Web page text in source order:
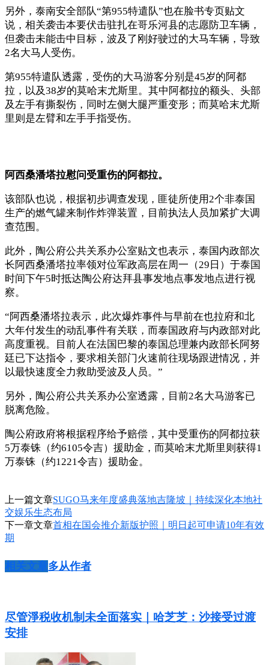
另外，泰南安全部队“第955特遣队”也在脸书专页贴文
说，相关袭击本要伏击驻扎在哥乐河县的志愿防卫车辆，
但袭击未能击中目标，波及了刚好驶过的大马车辆，导致
2名大马人受伤。
第955特遣队透露，受伤的大马游客分别是45岁的阿都
拉，以及38岁的莫哈末尤斯里。其中阿都拉的额头、头部
及左手有撕裂伤，同时左侧大腿严重变形；而莫哈末尤斯
里则是左臂和左手手指受伤。
阿西桑潘塔拉慰问受重伤的阿都拉。
该部队也说，根据初步调查发现，匪徒所使用2个非泰国
生产的燃气罐来制作炸弹装置，目前执法人员加紧扩大调
查范围。
此外，陶公府公共关系办公室贴文也表示，泰国内政部次
长阿西桑潘塔拉率领对位军政高层在周一（29日）于泰国
时间下午5时抵达陶公府达拜县事发地点事发地点进行视
察。
“阿西桑潘塔拉表示，此次爆炸事件与早前在也拉府和北
大年付发生的动乱事件有关联，而泰国政府与内政部对此
高度重视。目前人在法国巴黎的泰国总理兼内政部长阿努
廷已下达指令，要求相关部门火速前往现场跟进情况，并
以最快速度全力救助受波及人员。”
另外，陶公府公共关系办公室透露，目前2名大马游客已
脱离危险。
陶公府政府将根据程序给予赔偿，其中受重伤的阿都拉获
5万泰铢（约6105令吉）援助金，而莫哈末尤斯里则获得1
万泰铢（约1221令吉）援助金。
上一篇文章SUGO马来年度盛典落地吉隆坡｜持续深化本地社
交娱乐生态布局
下一章文章首相在国会推介新版护照｜明日起可申请10年有效
期
相关文章多从作者
尽管淨税收机制未全面落实｜哈芝芝：沙接受过渡
安排